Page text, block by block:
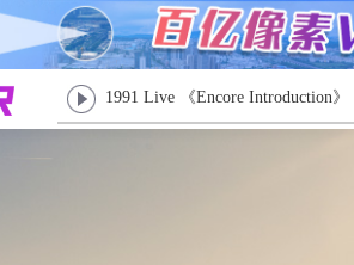
1991 Live 《Encore Introduction》